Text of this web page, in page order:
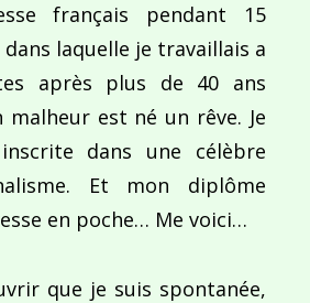
français pendant 15
dans laquelle je travaillais a
après plus de 40 ans
malheur est né un rêve. Je
dans une célèbre
Et mon diplôme
en poche… Me voici…
que je suis spontanée,